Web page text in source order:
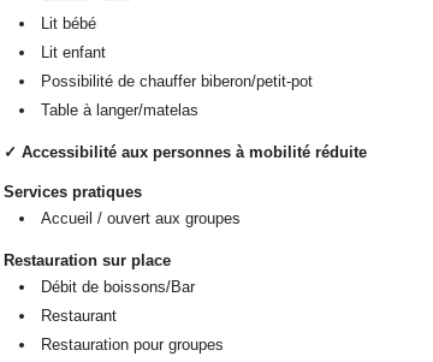
Lit bébé
Lit enfant
Possibilité de chauffer biberon/petit-pot
Table à langer/matelas
✓ Accessibilité aux personnes à mobilité réduite
Services pratiques
Accueil / ouvert aux groupes
Restauration sur place
Débit de boissons/Bar
Restaurant
Restauration pour groupes